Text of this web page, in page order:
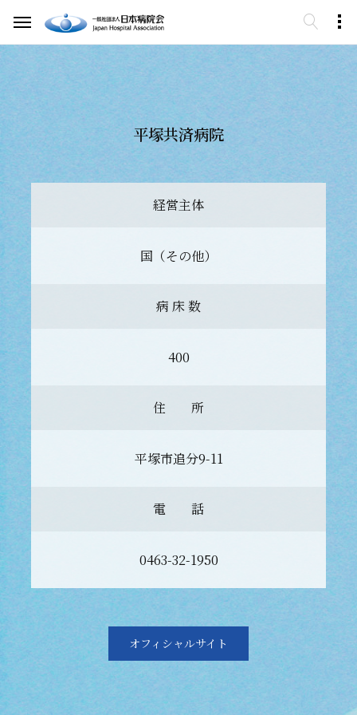
平塚共済病院
経営主体
国（その他）
病 床 数
400
住 所
平塚市追分9-11
電 話
0463-32-1950
オフィシャルサイト